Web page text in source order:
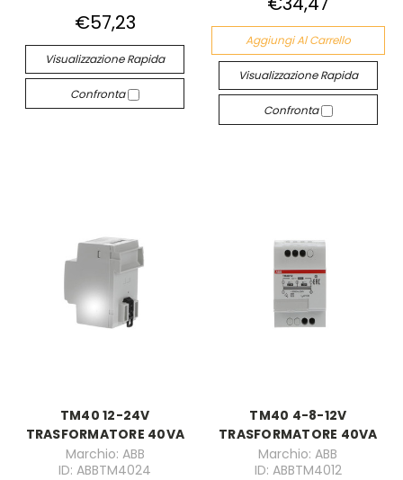
€57,23
Visualizzazione Rapida
Confronta
Aggiungi Al Carrello
Visualizzazione Rapida
Confronta
TM40 12-24V
TRASFORMATORE 40VA
Marchio: ABB
ID: ABBTM4024
TM40 4-8-12V
TRASFORMATORE 40VA
Marchio: ABB
ID: ABBTM4012